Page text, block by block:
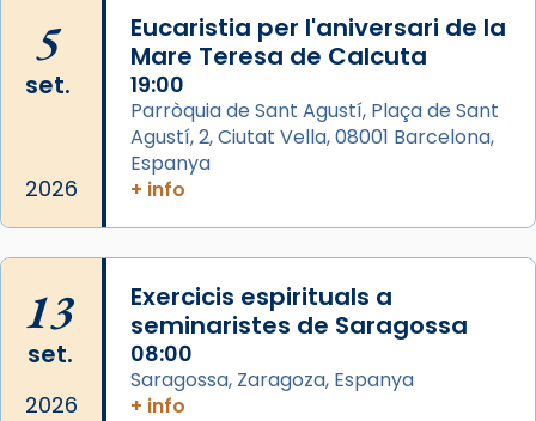
📸 J. Merino
Photo
View on Facebook ·
Arquebisbat de Barcelona
de Barcelona.
1 week ago
comitè organitzador de la visita apostòlica
del Sant Pare Lleó XIV a Barcelona, i als
col·laboradors, a la Catedral de Barcelona.
L’arquebisbe de Barcelona, el cardenal Joan
5
set.
2026
Eucaristia per l'aniversari de la
Mare Teresa de Calcuta
19:00
Parròquia de Sant Agustí, Plaça de Sant
Agustí, 2, Ciutat Vella, 08001 Barcelona,
Espanya
+ info
13
set.
2026
Exercicis espirituals a
seminaristes de Saragossa
08:00
Saragossa, Zaragoza, Espanya
+ info